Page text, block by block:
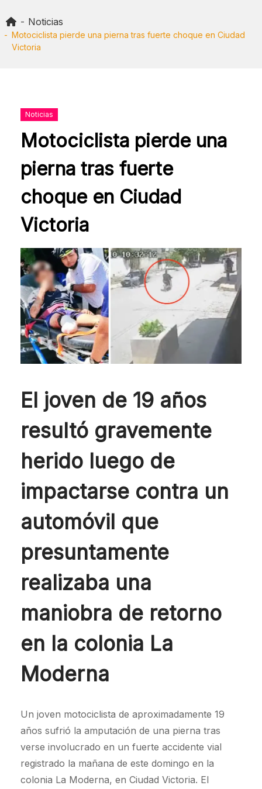
to
content
Noticias
Motociclista pierde una pierna tras fuerte choque en Ciudad
Victoria
Noticias
Motociclista pierde una
pierna tras fuerte
choque en Ciudad
Victoria
El joven de 19 años
resultó gravemente
herido luego de
impactarse contra un
automóvil que
presuntamente
realizaba una
maniobra de retorno
en la colonia La
Moderna
Un joven motociclista de aproximadamente 19
años sufrió la amputación de una pierna tras
verse involucrado en un fuerte accidente vial
registrado la mañana de este domingo en la
colonia La Moderna, en Ciudad Victoria. El